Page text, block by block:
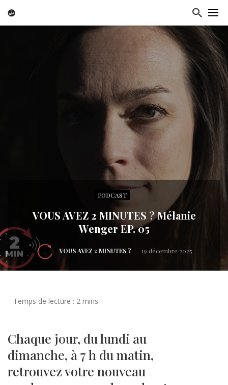
PODCAST
VOUS AVEZ 2 MINUTES ? Mélanie
Wenger EP. 05
VOUS AVEZ 2 MINUTES ? 19 décembre 2025
Chaque jour, du lundi au
dimanche, à 7 h du matin,
retrouvez votre nouveau